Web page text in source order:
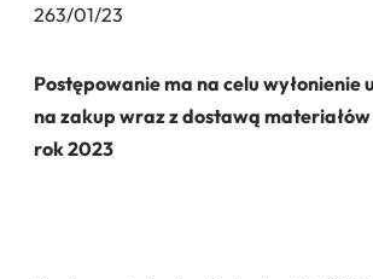
263/01/23
Postępowanie ma na celu wyłonienie
na zakup wraz z dostawą
rok 2023